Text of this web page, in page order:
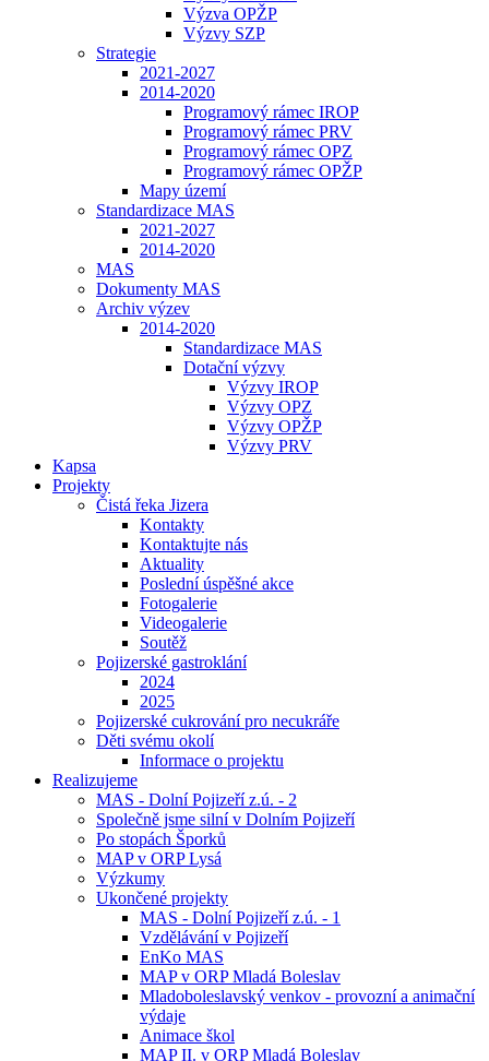
Výzva OPŽP
Výzvy SZP
Strategie
2021-2027
2014-2020
Programový rámec IROP
Programový rámec PRV
Programový rámec OPZ
Programový rámec OPŽP
Mapy území
Standardizace MAS
2021-2027
2014-2020
MAS
Dokumenty MAS
Archiv výzev
2014-2020
Standardizace MAS
Dotační výzvy
Výzvy IROP
Výzvy OPZ
Výzvy OPŽP
Výzvy PRV
Kapsa
Projekty
Čistá řeka Jizera
Kontakty
Kontaktujte nás
Aktuality
Poslední úspěšné akce
Fotogalerie
Videogalerie
Soutěž
Pojizerské gastroklání
2024
2025
Pojizerské cukrování pro necukráře
Děti svému okolí
Informace o projektu
Realizujeme
MAS - Dolní Pojizeří z.ú. - 2
Společně jsme silní v Dolním Pojizeří
Po stopách Šporků
MAP v ORP Lysá
Výzkumy
Ukončené projekty
MAS - Dolní Pojizeří z.ú. - 1
Vzdělávání v Pojizeří
EnKo MAS
MAP v ORP Mladá Boleslav
Mladoboleslavský venkov - provozní a animační
výdaje
Animace škol
MAP II. v ORP Mladá Boleslav